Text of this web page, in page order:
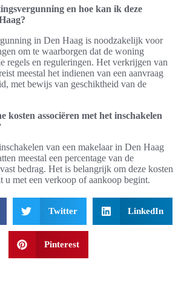
en hoe kan ik deze
in Den Haag is noodzakelijk voor
om te waarborgen dat de woning
regels en reguleringen. Het verkrijgen van
meestal het indienen van een aanvraag
met bewijs van geschiktheid van de
kosten associëren met het inschakelen
van een makelaar in Den Haag
meestal een percentage van de
bedrag. Het is belangrijk om deze kosten
u met een verkoop of aankoop begint.
Twitter LinkedIn
Pinterest